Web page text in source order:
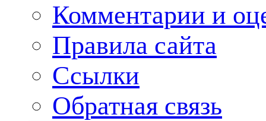
Комментарии и
Правила сайта
Ссылки
Обратная связь